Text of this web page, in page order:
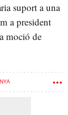
suport a una
a president
moció de